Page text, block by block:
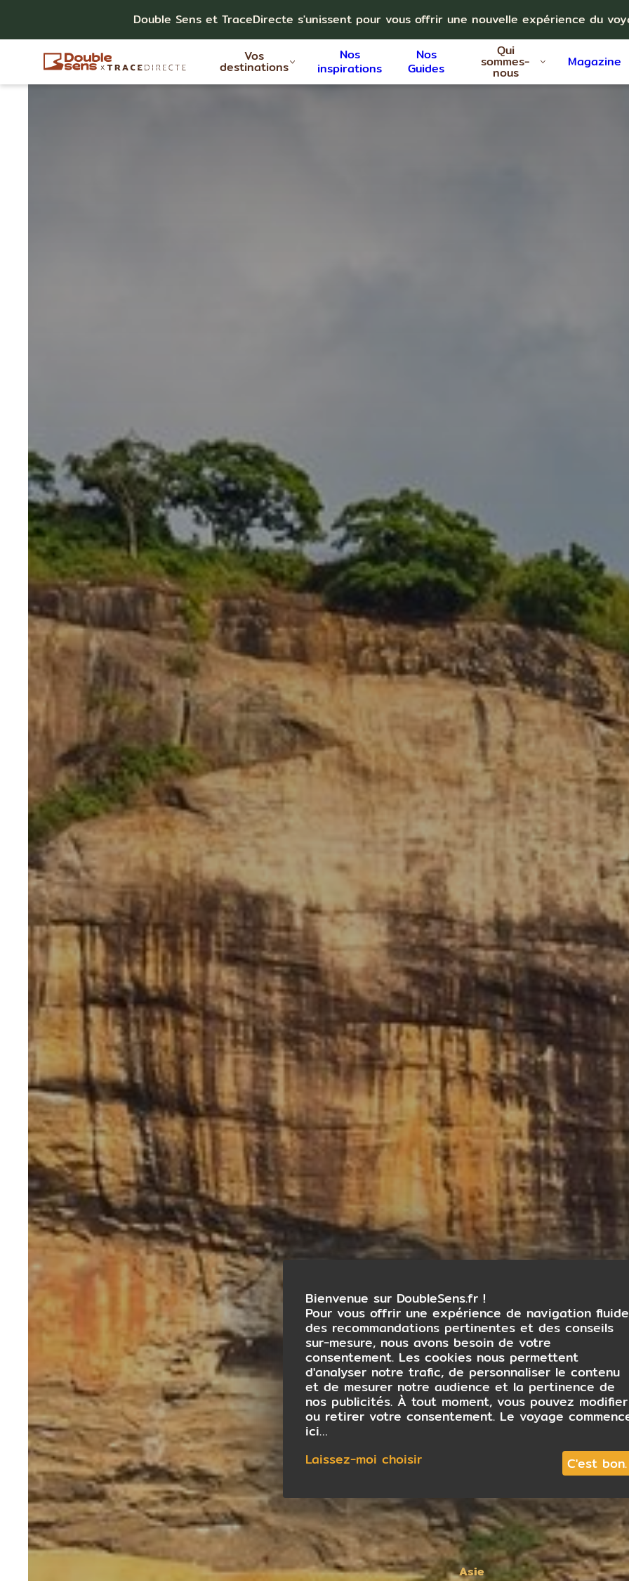
Double Sens et TraceDirecte s'unissent pour vous offrir une nouvelle expérience du
Vos
destinations
Nos
inspirations
Nos
Guides
Qui
sommes-
nous
Magazine
Asie
Bienvenue sur DoubleSens.fr !
Pour vous offrir une expérience de navigation
des recommandations pertinentes et des conseils
sur-mesure, nous avons besoin de votre
consentement. Les cookies nous permettent
d'analyser notre trafic, de personnaliser le contenu
et de mesurer notre audience et la pertinence de
nos publicités. À tout moment, vous pouvez modifier
ou retirer votre consentement. Le voyage
ici…
Laissez-moi choisir
C'est bon.